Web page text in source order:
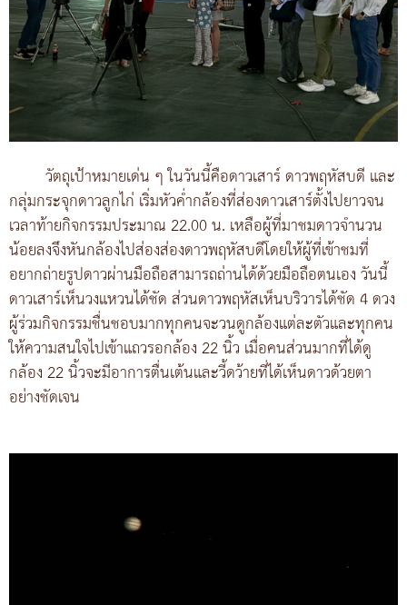
วัตถุเป้าหมายเด่น ๆ ในวันนี้คือดาวเสาร์ ดาวพฤหัสบดี และ
กลุ่มกระจุกดาวลูกไก่ เริ่มหัวค่ำกล้องที่ส่องดาวเสาร์ตั้งไปยาวจน
เวลาท้ายกิจกรรมประมาณ 22.00 น. เหลือผู้ที่มาชมดาวจำนวน
น้อยลงจึงหันกล้องไปส่องส่องดาวพฤหัสบดีโดยให้ผู้ที่เข้าชมที่
อยากถ่ายรูปดาวผ่านมือถือสามารถถ่านได้ด้วยมือถือตนเอง วันนี้
ดาวเสาร์เห็นวงแหวนได้ชัด ส่วนดาวพฤหัสเห็นบริวารได้ชัด 4 ดวง
ผู้ร่วมกิจกรรมชื่นชอบมากทุกคนจะวนดูกล้องแต่ละตัวและทุกคน
ให้ความสนใจไปเข้าแถวรอกล้อง 22 นิ้ว เมื่อคนส่วนมากที่ได้ดู
กล้อง 22 นิ้วจะมีอาการตื่นเต้นและวี้ดว้ายที่ได้เห็นดาวด้วยตา
อย่างชัดเจน